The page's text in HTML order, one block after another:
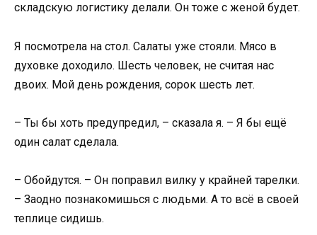
складскую логистику делали. Он тоже с женой будет.
Я посмотрела на стол. Салаты уже стояли. Мясо в
духовке доходило. Шесть человек, не считая нас
двоих. Мой день рождения, сорок шесть лет.
– Ты бы хоть предупредил, – сказала я. – Я бы ещё
один салат сделала.
– Обойдутся. – Он поправил вилку у крайней тарелки.
– Заодно познакомишься с людьми. А то всё в своей
теплице сидишь.